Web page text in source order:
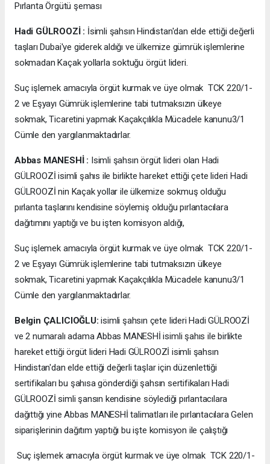
Pırlanta Örgütü şeması
Hadi GÜLROOZİ : İsimli şahsın Hindistan'dan elde ettiği değerli
taşları Dubai'ye giderek aldığı ve ülkemize gümrük işlemlerine
sokmadan Kaçak yollarla soktuğu örgüt lideri.
Suç işlemek amacıyla örgüt kurmak ve üye olmak TCK 220/1-
2 ve Eşyayı Gümrük işlemlerine tabi tutmaksızın ülkeye
sokmak, Ticaretini yapmak Kaçakçılıkla Mücadele kanunu3/1
Cümle den yargılanmaktadırlar.
Abbas MANESHİ : Isimli şahsın örgüt lideri olan Hadi
GÜLROOZİ isimli şahıs ile birlikte hareket ettiği çete lideri Hadi
GÜLROOZİ nin Kaçak yollar ile ülkemize sokmuş olduğu
pırlanta taşlarını kendisine söylemiş olduğu pırlantacılara
dağıtımını yaptığı ve bu işten komisyon aldığı,
Suç işlemek amacıyla örgüt kurmak ve üye olmak TCK 220/1-
2 ve Eşyayı Gümrük işlemlerine tabi tutmaksızın ülkeye
sokmak, Ticaretini yapmak Kaçakçılıkla Mücadele kanunu3/1
Cümle den yargılanmaktadırlar.
Belgin ÇALICIOĞLU: isimli şahsın çete lideri Hadi GÜLROOZİ
ve 2 numaralı adama Abbas MANESHİ isimli şahıs ile birlikte
hareket ettiği örgüt lideri Hadi GÜLROOZİ isimli şahsın
Hindistan'dan elde ettiği değerli taşlar için düzenlettiği
sertifikaları bu şahısa gönderdiği şahsın sertifikaları Hadi
GÜLROOZİ simli şansın kendisine söylediği pırlantacılara
dağıttığı yine Abbas MANESHİ talimatları ile pırlantacılara Gelen
siparişlerinin dağıtım yaptığı bu işte komisyon ile çalıştığı
Suç işlemek amacıyla örgüt kurmak ve üye olmak TCK 220/1-